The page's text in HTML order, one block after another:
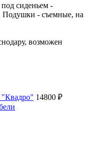
сиденьем -
Подушки - съемные, на
возможен
"Квадро" 14800 ₽